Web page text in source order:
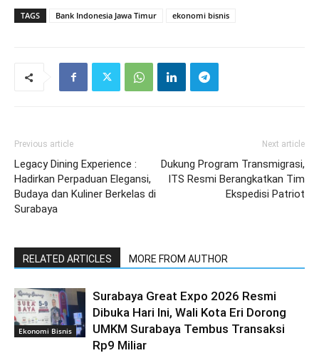
TAGS Bank Indonesia Jawa Timur ekonomi bisnis
Previous article
Legacy Dining Experience :
Hadirkan Perpaduan Elegansi,
Budaya dan Kuliner Berkelas di
Surabaya
Next article
Dukung Program Transmigrasi,
ITS Resmi Berangkatkan Tim
Ekspedisi Patriot
RELATED ARTICLES MORE FROM AUTHOR
Ekonomi Bisnis
Surabaya Great Expo 2026 Resmi
Dibuka Hari Ini, Wali Kota Eri Dorong
UMKM Surabaya Tembus Transaksi
Rp9 Miliar